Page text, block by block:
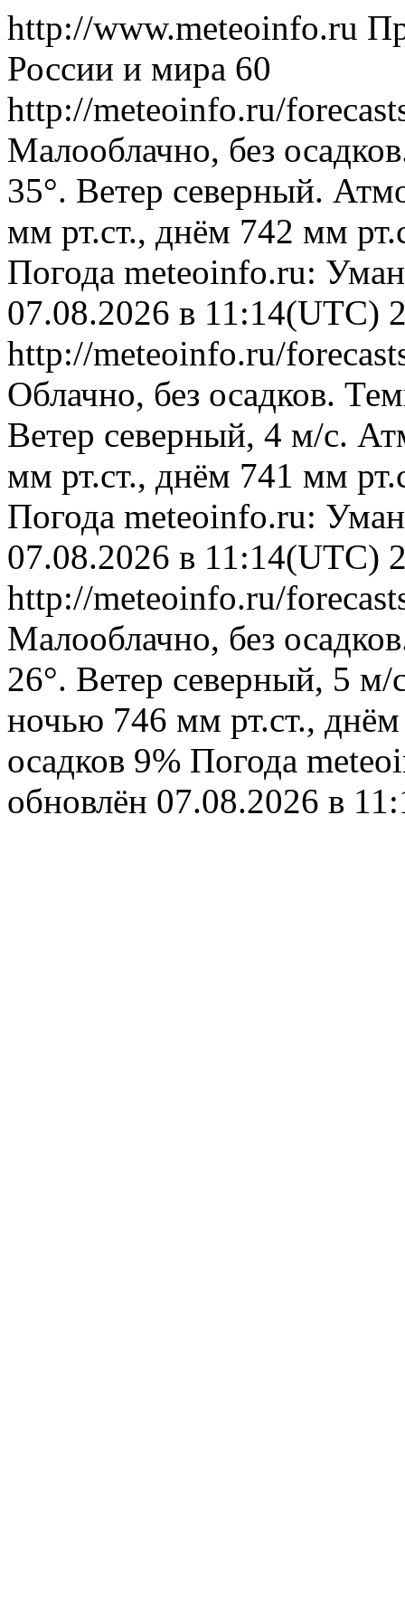
http://www.meteoinfo.ru
России и мира 60
http://meteoinfo.ru/
Малооблачно, без
35°. Ветер северный.
мм рт.ст., днём 742 мм
Погода meteoinfo.ru:
07.08.2026 в 11:14(UTC)
http://meteoinfo.ru/
Облачно, без осадков.
Ветер северный, 4 м/с.
мм рт.ст., днём 741 мм
Погода meteoinfo.ru:
07.08.2026 в 11:14(UTC)
http://meteoinfo.ru/
Малооблачно, без
26°. Ветер северный, 5
ночью 746 мм рт.ст.,
осадков 9% Погода
обновлён 07.08.2026 в